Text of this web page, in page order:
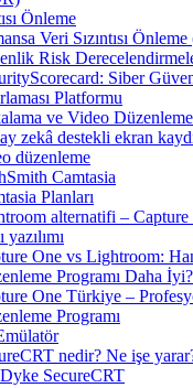
Önleme
Veri Sızıntısı
Risk
Siber
Platformu
ve Video Düzenleme
zekâ destekli ekran
düzenleme
Camtasia
Planları
alternatifi –
yazılımı
One vs Lightroom:
Programı Daha İyi?
One Türkiye –
Programı
nedir? Ne işe
SecureCRT